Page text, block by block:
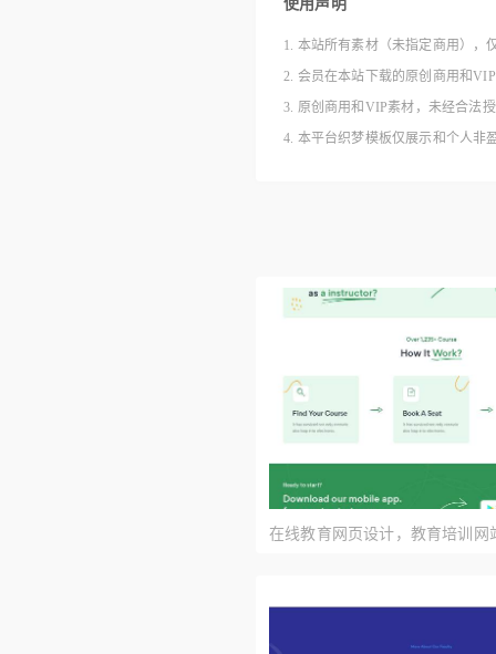
使用声明
1. 本站所有素材（未指定商用），
2. 会员在本站下载的原创商用和
3. 原创商用和VIP素材，未经合法
4. 本平台织梦模板仅展示和个人非
在线教育网页设计，教育培训网